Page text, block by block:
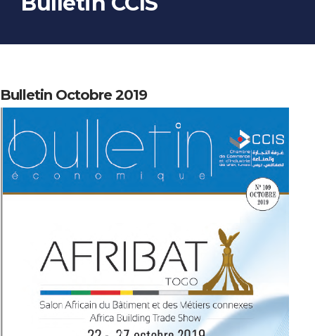
L’ENTREPRISE
NOS SITES WEB
Bulletin Octobre 2019